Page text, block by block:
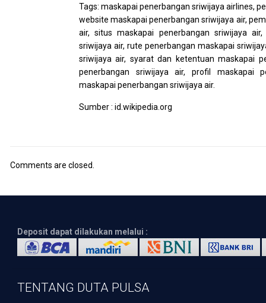
Tags: maskapai penerbangan sriwijaya airlines,
website maskapai penerbangan sriwijaya air,
air, situs maskapai penerbangan sriwijaya
sriwijaya air, rute penerbangan maskapai
sriwijaya air, syarat dan ketentuan maskapai
penerbangan sriwijaya air, profil maskapai
maskapai penerbangan sriwijaya air.
Sumber : id.wikipedia.org
Comments are closed.
Deposit dapat dilakukan melalui :
TENTANG DUTA PULSA